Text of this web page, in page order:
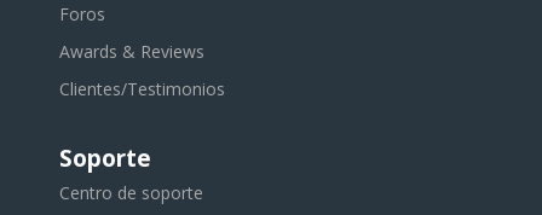
Foros
Awards & Reviews
Clientes/Testimonios
Soporte
Centro de soporte